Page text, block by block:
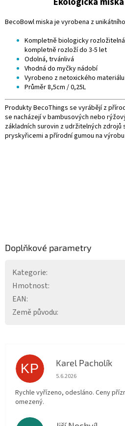
BecoBowl miska je vyrobena z
Kompletně biologicky
kompletně rozloží do 3-5 let
Odolná, trvánlivá
Vhodná do myčky nádobí
Vyrobeno z netoxického materiálu
Průměr 8,5cm / 0,25L
Produkty BecoThings se vyrábějí z
se nacházejí v bambusových nebo
základních surovin z udržitelných zdrojů
pryskyřicemi a přírodní gumou na
Doplňkové parametry
Kategorie:
Hmotnost:
EAN:
Země původu:
KP Karel Pacholík
Hodnocení obchodu je
5.6.2026
Rychle vyřízeno, odesláno. Ceny
omezený.